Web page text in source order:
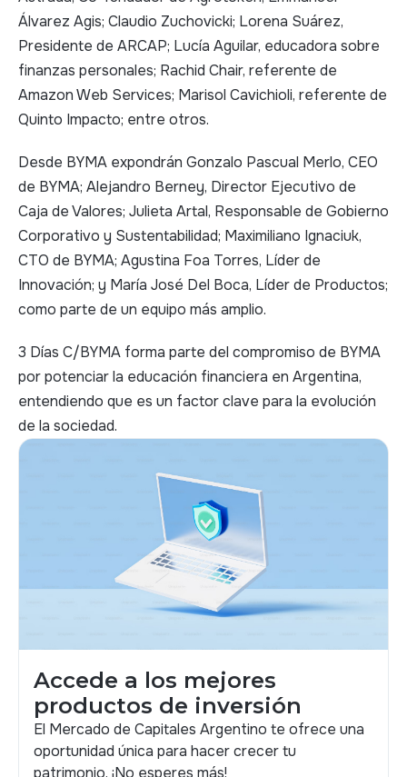
Álvarez Agis; Claudio Zuchovicki; Lorena Suárez,
Presidente de ARCAP; Lucía Aguilar, educadora sobre
finanzas personales; Rachid Chair, referente de
Amazon Web Services; Marisol Cavichioli, referente de
Quinto Impacto; entre otros.
Desde BYMA expondrán Gonzalo Pascual Merlo, CEO
de BYMA; Alejandro Berney, Director Ejecutivo de
Caja de Valores; Julieta Artal, Responsable de Gobierno
Corporativo y Sustentabilidad; Maximiliano Ignaciuk,
CTO de BYMA; Agustina Foa Torres, Líder de
Innovación; y María José Del Boca, Líder de Productos;
como parte de un equipo más amplio.
3 Días C/BYMA forma parte del compromiso de BYMA
por potenciar la educación financiera en Argentina,
entendiendo que es un factor clave para la evolución
de la sociedad.
Accede a los mejores
productos de inversión
El Mercado de Capitales Argentino te ofrece una
oportunidad única para hacer crecer tu
patrimonio. ¡No esperes más!